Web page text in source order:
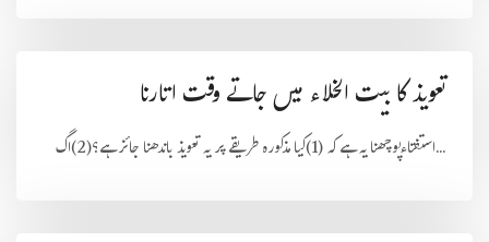
تعویذ کا بیت الخلاء میں جاتے وقت اتارنا
استفتاءپوچھنا یہ ہے کہ (1)کیا مذکورہ طریقے پر یہ تعویذ باندھنا جائز ہے؟(2)اگ...